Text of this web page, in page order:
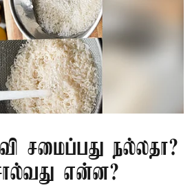
சமைப்பது நல்லதா?
என்ன?